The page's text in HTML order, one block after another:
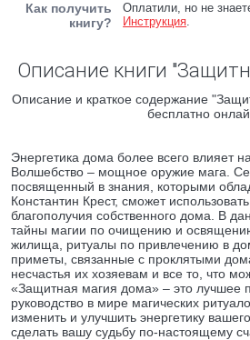
Как получить
книгу?
Оплатили, но не
Инструкция.
Описание книги
Описание и краткое содержание
бесплатно
Энергетика дома более всего влияет
Волшебство – мощное оружие мага.
посвященный в знания, которыми
Константин Крест, сможет
благополучия собственного дома. В
тайны магии по очищению и
жилища, ритуалы по привлечению в дом
приметы, связанные с проклятыми
несчастья их хозяевам и все то, что
«Защитная магия дома» – это лучшее
руководство в мире магических
изменить и улучшить энергетику
сделать вашу судьбу по-настоящему